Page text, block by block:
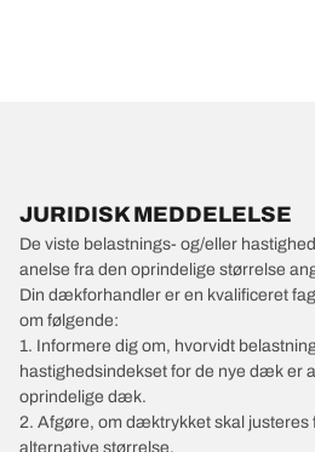
JURIDISK MEDDELELSE
De viste belastnings- og/eller
anelse fra den oprindelige størrelse
Din dækforhandler er en kvalificeret
om følgende:
1. Informere dig om, hvorvidt
hastighedsindekset for de nye dæk er
oprindelige dæk.
2. Afgøre, om dæktrykket skal justeres
alternative størrelse.